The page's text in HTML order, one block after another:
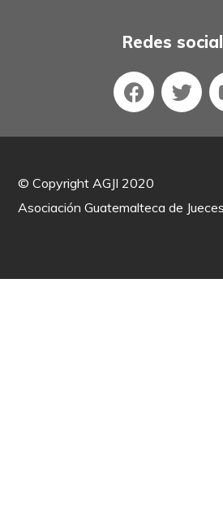
Redes
©Copyright AGJI 2020
Asociación Guatemalteca de